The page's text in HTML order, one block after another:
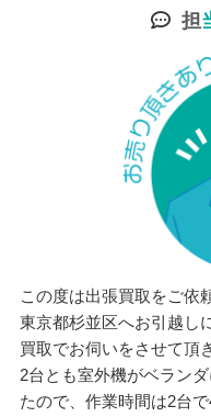
担
この度は出張買取をご依
東京都杉並区へお引越し
買取でお伺いをさせて頂
2台とも室外機がベラン
たので、作業時間は2台